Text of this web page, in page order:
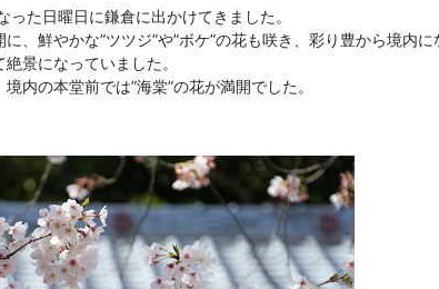
た日曜日に鎌倉に出かけてきました。
、鮮やかな”ツツジ”や”ボケ”の花も咲き、彩り豊から境内に
景になっていました。
内の本堂前では”海棠”の花が満開でした。